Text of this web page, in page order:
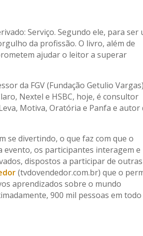
Serviço. Segundo ele, para ser
da profissão. O livro, além de
ajudar o leitor a superar
da FGV (Fundação Getulio
Nextel e HSBC, hoje, é consultor
Motiva, Oratória e Panfa e autor
se divertindo, o que faz com que o
evento, os participantes interagem e
dispostos a participar de outras
(tvdovendedor.com.br) que o
aprendizados sobre o mundo
900 mil pessoas em todo